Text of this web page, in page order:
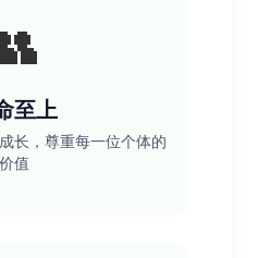
至上
长，尊重每一位个体的
价值